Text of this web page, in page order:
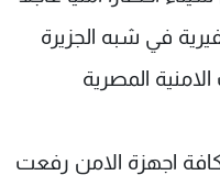
في شبه الجزيرة
المصرية
اجهزة الامن رفعت